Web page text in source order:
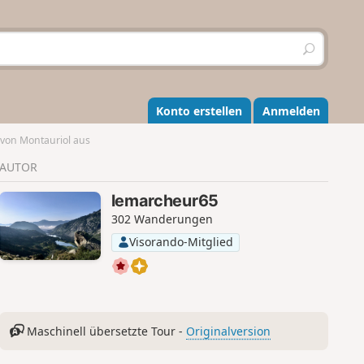
S
u
h
e
n
Konto erstellen Anmelden
Montauriol aus
AUTOR
lemarcheur65
302 Wanderungen
Visorando-Mitglied
Maschinell übersetzte Tour - Originalversion